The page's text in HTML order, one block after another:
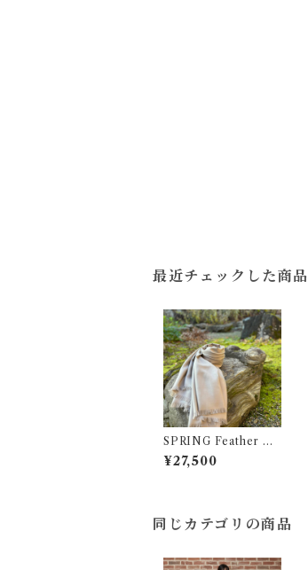
最近チェックした商品
SPRING Feather Gr
ay
¥27,500
同じカテゴリの商品